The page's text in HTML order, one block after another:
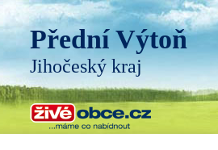
Přední Výtoň
Jihočeský kraj